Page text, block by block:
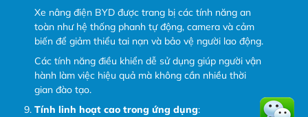
Xe nâng điện BYD được trang bị các tính năng an
toàn như hệ thống phanh tự động, camera và cảm
biến để giảm thiểu tai nạn và bảo vệ người lao động.
Các tính năng điều khiển dễ sử dụng giúp người vận
hành làm việc hiệu quả mà không cần nhiều thời
gian đào tạo.
Tính linh hoạt cao trong ứng dụng: